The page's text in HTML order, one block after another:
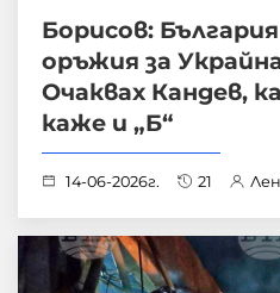
Борисов:
оръжия за
Очаквах Кандев,
каже и „Б“
14-06-2026г. 21